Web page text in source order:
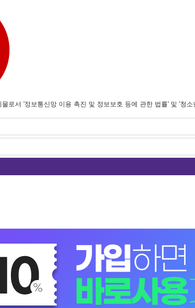
로서 '정보통신망 이용 촉진 및 정보보호 등에 관한 법률' 및 '청